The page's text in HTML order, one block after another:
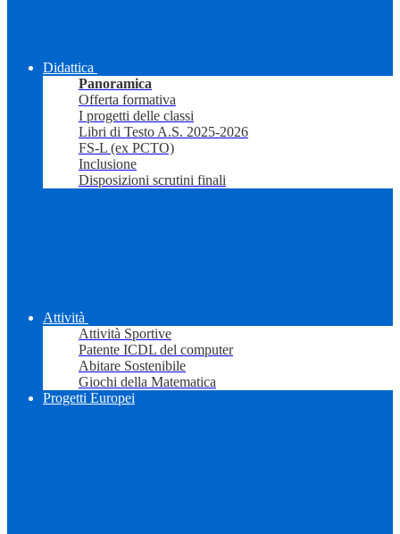
Didattica
Panoramica
Offerta formativa
I progetti delle classi
Libri di Testo A.S. 2025-2026
FS-L (ex PCTO)
Inclusione
Disposizioni scrutini finali
Attività
Attività Sportive
Patente ICDL del computer
Abitare Sostenibile
Giochi della Matematica
Progetti Europei